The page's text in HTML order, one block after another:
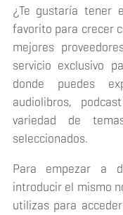
¿Te gustaría tener
favorito para crecer
mejores
servicio exclusivo
donde puedes
audiolibros,
variedad de
seleccionados.
Para empezar a
introducir el mismo
utilizas para